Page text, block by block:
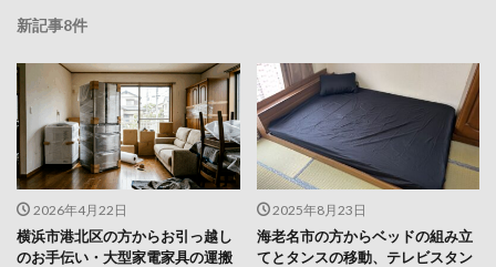
新記事8件
2026年4月22日
横浜市港北区の方からお引っ越し
のお手伝い・大型家電家具の運搬
2025年8月23日
海老名市の方からベッドの組み立
てとタンスの移動、テレビスタン